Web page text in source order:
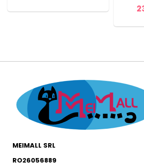
MEIMALL SRL
RO26056889